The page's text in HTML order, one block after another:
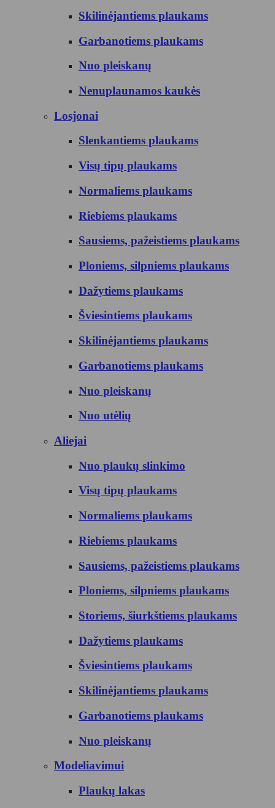
Skilinėjantiems plaukams
Garbanotiems plaukams
Nuo pleiskanų
Nenuplaunamos kaukės
Losjonai
Slenkantiems plaukams
Visų tipų plaukams
Normaliems plaukams
Riebiems plaukams
Sausiems, pažeistiems plaukams
Ploniems, silpniems plaukams
Dažytiems plaukams
Šviesintiems plaukams
Skilinėjantiems plaukams
Garbanotiems plaukams
Nuo pleiskanų
Nuo utėlių
Aliejai
Nuo plaukų slinkimo
Visų tipų plaukams
Normaliems plaukams
Riebiems plaukams
Sausiems, pažeistiems plaukams
Ploniems, silpniems plaukams
Storiems, šiurkštiems plaukams
Dažytiems plaukams
Šviesintiems plaukams
Skilinėjantiems plaukams
Garbanotiems plaukams
Nuo pleiskanų
Modeliavimui
Plaukų lakas